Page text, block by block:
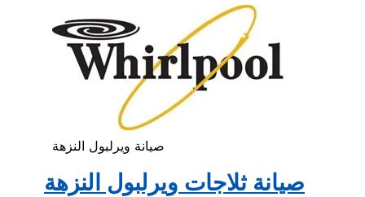
صيانة ويرلبول النزهة
صيانة ثلاجات ويرلبول النزهة